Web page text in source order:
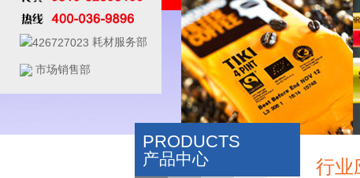
PRODUCTS
产品中心 行业
耗材服务部
市场销售部